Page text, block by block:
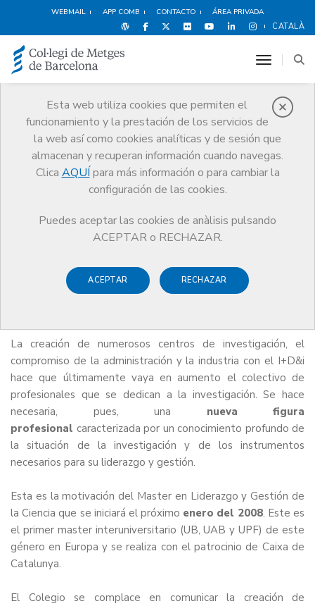
WEBMAIL APP COMB CONTACTO ÁREA PRIVADA
CATALÀ
Esta web utiliza cookies que permiten el
funcionamiento y la prestación de los servicios de
la web así como cookies analíticas y de sesión que
almacenan y recuperan información cuando navegas.
Clica AQUÍ para más información o para cambiar la
configuración de las cookies.
Puedes aceptar las cookies de anàlisis pulsando
ACEPTAR o RECHAZAR.
ACEPTAR RECHAZAR
toggle
Noticias
Comunicación
Noticias
Master en Liderazgo y Gestión de la Ciencia
28 NOVIEMBRE DE 2009
Master en Liderazgo y Gestión
La creación de numerosos centros de investigación, el
compromiso de la administración y la industria con el I+D&i
hace que últimamente vaya en aumento el colectivo de
profesionales que se dedican a la investigación. Se hace
necesaria, pues, una nueva figura
profesional caracterizada por un conocimiento profundo de
la situación de la investigación y de los instrumentos
necesarios para su liderazgo y gestión.
Esta es la motivación del Master en Liderazgo y Gestión de
la Ciencia que se iniciará el próximo enero del 2008. Este es
el primer master interuniversitario (UB, UAB y UPF) de este
género en Europa y se realiza con el patrocinio de Caixa de
Catalunya.
El Colegio se complace en comunicar la creación de